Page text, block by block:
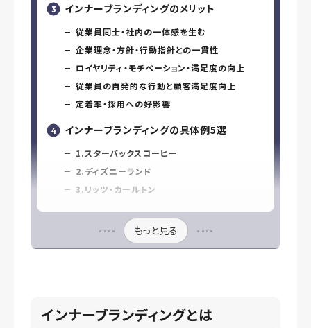
インナーブランディングのメリット
従業員同士・社内の一体感を生む
企業理念・方針・行動指針との一貫性
ロイヤリティ・モチベーション・満足度の向上
従業員の自発的な行動と顧客満足度向上
定着率・採用への好影響
インナーブランディングの具体例5選
1.スターバックスコーヒー
2.ディズニーランド
3.リッツ・カールトン
もっと見る
インナーブランディングとは